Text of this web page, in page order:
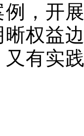
，开
权益
又有实